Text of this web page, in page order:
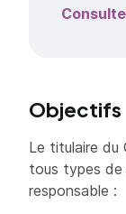
Objectifs
Le titulaire du
tous types de
responsable :